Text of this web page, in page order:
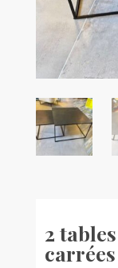
2
carrées